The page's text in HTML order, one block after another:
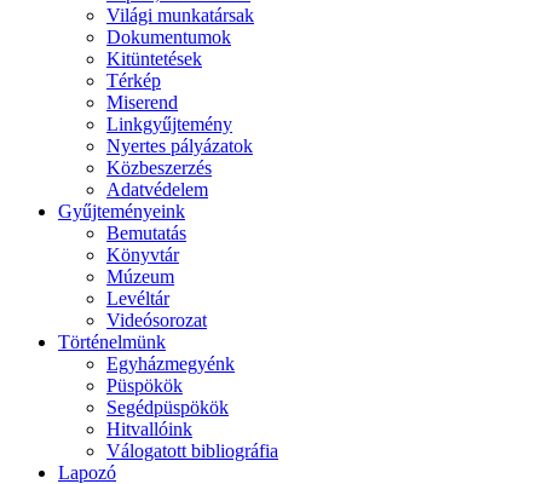
Világi munkatársak
Dokumentumok
Kitüntetések
Térkép
Miserend
Linkgyűjtemény
Nyertes pályázatok
Közbeszerzés
Adatvédelem
Gyűjteményeink
Bemutatás
Könyvtár
Múzeum
Levéltár
Videósorozat
Történelmünk
Egyházmegyénk
Püspökök
Segédpüspökök
Hitvallóink
Válogatott bibliográfia
Lapozó